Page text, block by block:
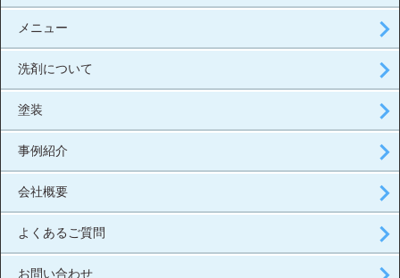
メニュー
洗剤について
塗装
事例紹介
会社概要
よくあるご質問
お問い合わせ